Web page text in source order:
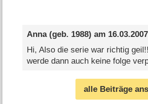
Anna(geb. 1988) am 16.03.2007
Hi, Also die serie war richtig
werde dann auch keine folge
alle Beiträge